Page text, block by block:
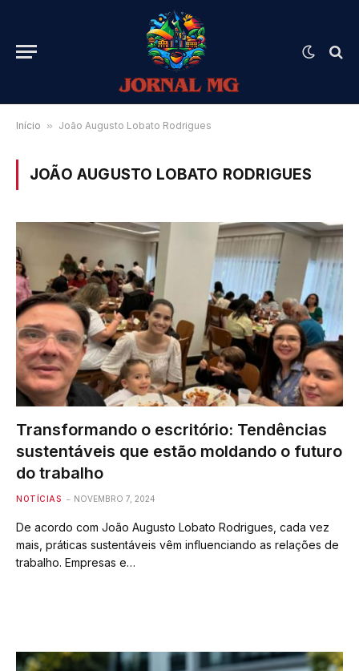
Início » João Augusto Lobato Rodrigues
JOÃO AUGUSTO LOBATO RODRIGUES
Transformando o escritório: Tendências
sustentáveis que estão moldando o futuro
do trabalho
NOTÍCIAS NOVEMBRO 7, 2024
De acordo com João Augusto Lobato Rodrigues, cada vez
mais, práticas sustentáveis vêm influenciando as relações de
trabalho. Empresas e…